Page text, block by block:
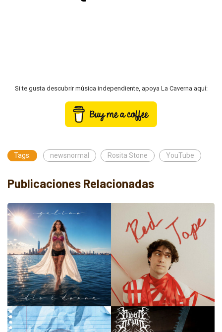
Si te gusta descubrir música independiente, apoya La Caverna aquí:
Tags: newsnormal Rosita Stone YouTube
Publicaciones Relacionadas